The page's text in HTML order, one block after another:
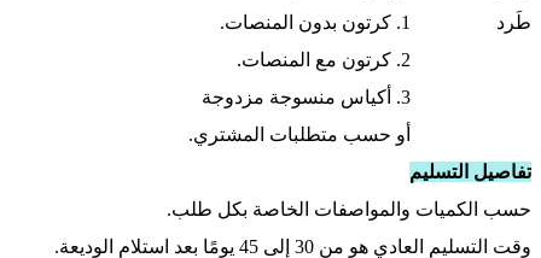
طَرد
1. كرتون بدون المنصات.
2. كرتون مع المنصات.
3. أكياس منسوجة مزدوجة
أو حسب متطلبات المشتري.
تفاصيل التسليم
حسب الكميات والمواصفات الخاصة بكل طلب.
وقت التسليم العادي هو من 30 إلى 45 يومًا بعد استلام الوديعة.